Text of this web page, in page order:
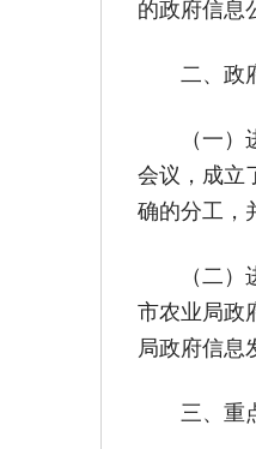
的政府信息
二、政府
（一）进
会议，成立
确的分工，
（二）进
市农业局政
局政府信息
三、重点